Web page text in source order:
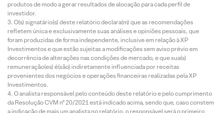
produtos de modo a gerar resultados de alocação para cada perfil de
investidor.
O(s) signatário(s) deste relatório declara(m) que as recomendações
refletem única e exclusivamente suas análises e opiniões pessoais, que
foram produzidas de forma independente, inclusive em relação à XP
Investimentos e que estão sujeitas a modificações sem aviso prévio em
decorrência de alterações nas condições de mercado, e que sua(s)
remuneração(es) é(são) indiretamente influenciada por receitas
provenientes dos negócios e operações financeiras realizadas pela XP
Investimentos.
O analista responsável pelo conteúdo deste relatório e pelo cumprimento
da Resolução CVM nº 20/2021 está indicado acima, sendo que, caso constem
a indicação de mais um analista no relatório, o responsável será o primeiro